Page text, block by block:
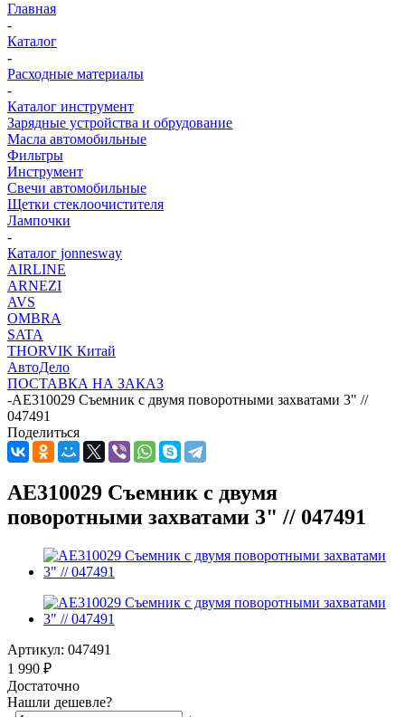
Главная
-
Каталог
-
Расходные материалы
-
Каталог инструмент
Зарядные устройства и обрудование
Масла автомобильные
Фильтры
Инструмент
Свечи автомобильные
Щетки стеклоочистителя
Лампочки
-
Каталог jonnesway
AIRLINE
ARNEZI
AVS
OMBRA
SATA
THORVIK Китай
АвтоДело
ПОСТАВКА НА ЗАКАЗ
-AE310029 Съемник с двумя поворотными захватами 3" //
047491
Поделиться
AE310029 Съемник с двумя
поворотными захватами 3" // 047491
Артикул: 047491
1 990 ₽
Достаточно
Нашли дешевле?